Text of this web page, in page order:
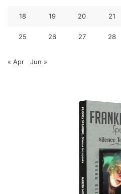
18 19 20 21
25 26 27 28
« Apr Jun »